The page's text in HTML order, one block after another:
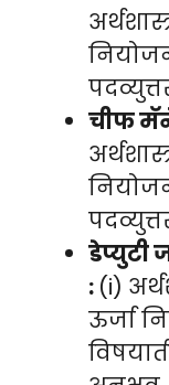
चीफ
डेप्युटी
: (i)
ऊर्जा